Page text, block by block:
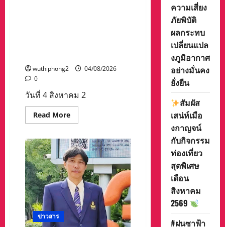
wuthiphong2
04/08/2026
0
วันที่ 4 สิงหาคม 2
Read MoreRead
more
–
สอศ.
จับ
มือ
สถาบัน
ยุว
ทัศน์
ฯ
–
ภาคี
เครือ
ข่าย
ข่าวสาร
ความเสี่ยง
ภัยพิบัติ
ผลกระทบ
เปลี่ยนแปล
งภูมิอากาศ
อย่างมั่นคง
ยั่งยืน
สัมผัส
เสน่ห์เมือ
งกาญจน์
กับกิจกรรม
ท่องเที่ยว
สุดพิเศษ
เดือน
สิงหาคม
2569
#ฝนซาฟ้า